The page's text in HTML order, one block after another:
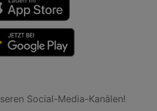
Social-Media-Kanälen!